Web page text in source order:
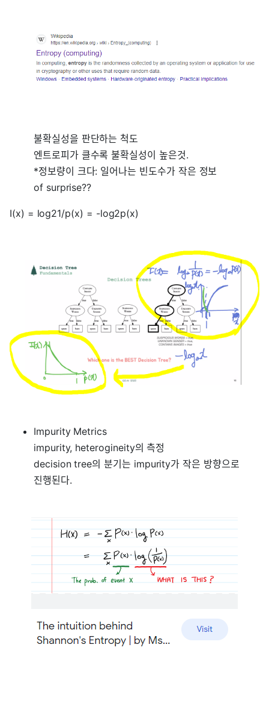
불확실성을 판단하는 척도
엔트로피가 클수록 불확실성이 높은것.
*정보량이 크다: 일어나는 빈도수가 작은 정보
of surprise??
I(x) = log21/p(x) = -log2p(x)
Impurity Metrics
impurity, heterogineity의 측정
decision tree의 분기는 impurity가 작은 방향으로
진행된다.